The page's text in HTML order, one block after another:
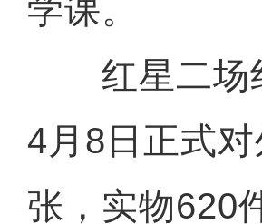
学课。
红星二场
4月8日正式
张，实物620